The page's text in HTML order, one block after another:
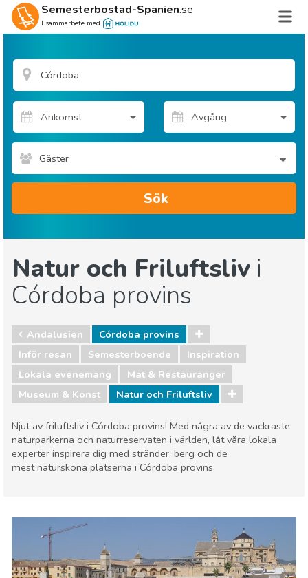
Semesterbostad-Spanien.se
I sammarbete med
Gäster
Sök
Natur och Friluftsliv i
Córdoba provins
Andalusien
Córdoba provins
Inför resan
Semesterboende
Inspiration
Lokala evenemang
Mat & Restauranger
Museum & Konst
Natur och Friluftsliv
Njut av friluftsliv i Córdoba provins! Med några av de vackraste
naturparkerna och naturreservaten i världen, låt våra lokala
experter inspirera dig med stränder, berg och de
mest natursköna platserna i Córdoba provins.
Lokala evenemang
Mat & Restauranger
Natur och Friluftsliv